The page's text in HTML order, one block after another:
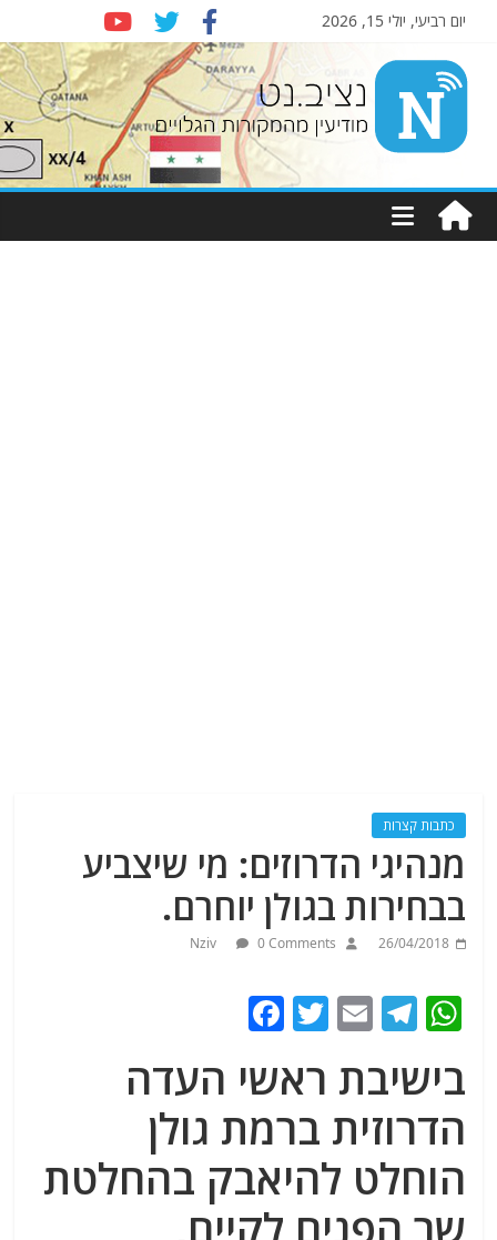
יום רביעי, יולי 15, 2026
Nziv.net
מודיעין
מהמקורות
כתבות קצרות
מנהיגי הדרוזים: מי שיצביע
בבחירות בגולן יוחרם.
26/04/2018
Nziv 0 Comments
W
at
s
A
p
p
T
e
g
ra
m
E
ai
l
T
itt
er
c
e
b
o
o
בישיבת ראשי העדה
הדרוזית ברמת גולן
הוחלט להיאבק בהחלטת
שר הפנים לקיים,